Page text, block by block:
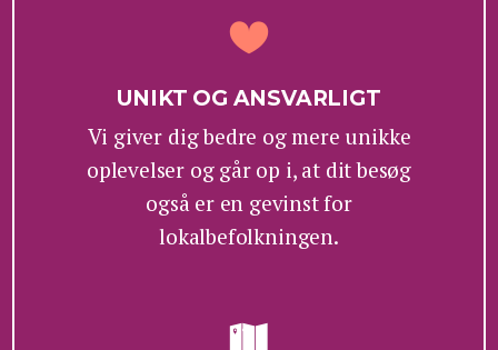
UNIKT OG ANSVARLIGT
Vi giver dig bedre og mere unikke
oplevelser og går op i, at dit besøg
også er en gevinst for
lokalbefolkningen.